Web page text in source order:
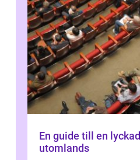
En guide till en
utomlands